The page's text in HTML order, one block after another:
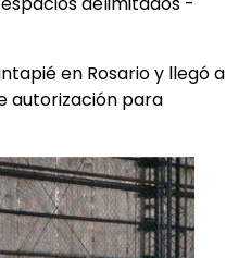
en Rosario y llegó a
autorización para